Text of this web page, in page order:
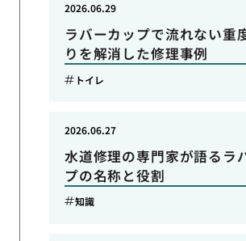
ラバーカップで流れない重
りを解消した修理事例
2026.06.29
トイレ
水道修理の専門家が語るラ
プの名称と役割
2026.06.27
知識